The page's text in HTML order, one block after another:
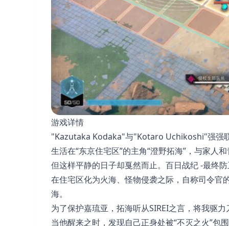
游戏详情
"Kazutaka Kodaka"与"Kotaro Uchikoshi"强强
生活在“东京住宅区”的主角“澄野拓海”，与家人
但这样平静的日子却戛然而止。百日战纪 -最终
在住宅区化为火海、怪物侵袭之际，自称司令官
海。
为了保护嘉琉亚，拓海听从SIREI之言，将我驱
当他醒来之时，发现自己正身处被“不灭之火”包